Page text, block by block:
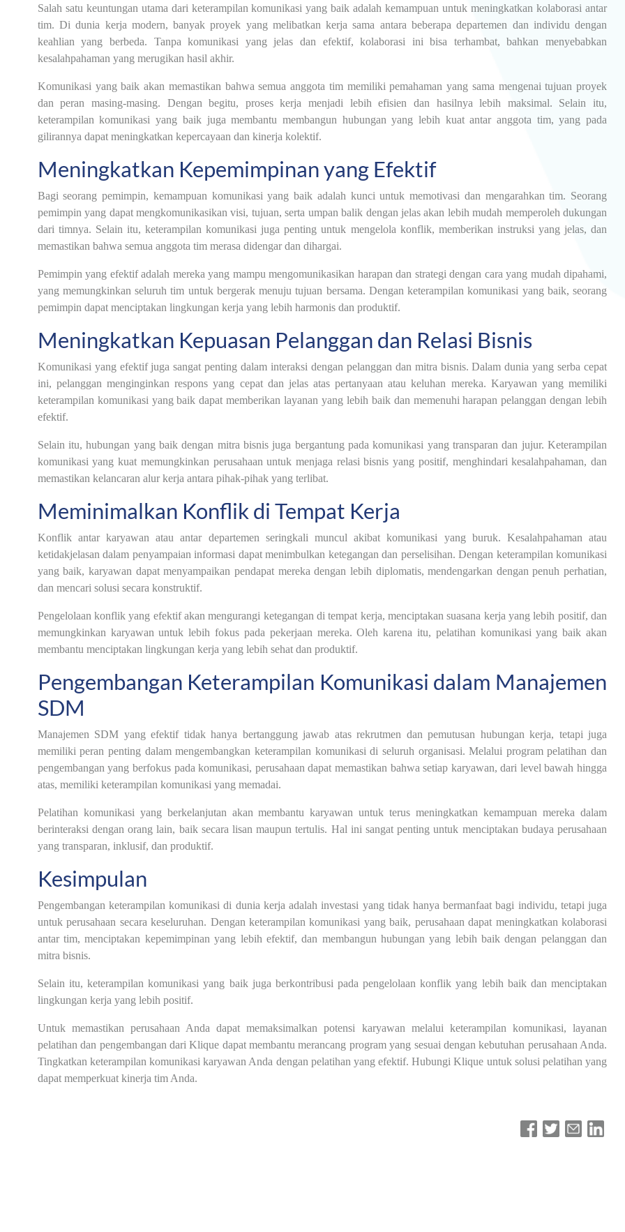
Salah satu keuntungan utama dari keterampilan komunikasi yang baik adalah kemampuan untuk meningkatkan kolaborasi antar
tim. Di dunia kerja modern, banyak proyek yang melibatkan kerja sama antara beberapa departemen dan individu dengan
keahlian yang berbeda. Tanpa komunikasi yang jelas dan efektif, kolaborasi ini bisa terhambat, bahkan menyebabkan
kesalahpahaman yang merugikan hasil akhir.
Komunikasi yang baik akan memastikan bahwa semua anggota tim memiliki pemahaman yang sama mengenai tujuan proyek
dan peran masing-masing. Dengan begitu, proses kerja menjadi lebih efisien dan hasilnya lebih maksimal. Selain itu,
keterampilan komunikasi yang baik juga membantu membangun hubungan yang lebih kuat antar anggota tim, yang pada
gilirannya dapat meningkatkan kepercayaan dan kinerja kolektif.
Meningkatkan Kepemimpinan yang Efektif
Bagi seorang pemimpin, kemampuan komunikasi yang baik adalah kunci untuk memotivasi dan mengarahkan tim. Seorang
pemimpin yang dapat mengkomunikasikan visi, tujuan, serta umpan balik dengan jelas akan lebih mudah memperoleh dukungan
dari timnya. Selain itu, keterampilan komunikasi juga penting untuk mengelola konflik, memberikan instruksi yang jelas, dan
memastikan bahwa semua anggota tim merasa didengar dan dihargai.
Pemimpin yang efektif adalah mereka yang mampu mengomunikasikan harapan dan strategi dengan cara yang mudah dipahami,
yang memungkinkan seluruh tim untuk bergerak menuju tujuan bersama. Dengan keterampilan komunikasi yang baik, seorang
pemimpin dapat menciptakan lingkungan kerja yang lebih harmonis dan produktif.
Meningkatkan Kepuasan Pelanggan dan Relasi Bisnis
Komunikasi yang efektif juga sangat penting dalam interaksi dengan pelanggan dan mitra bisnis. Dalam dunia yang serba cepat
ini, pelanggan menginginkan respons yang cepat dan jelas atas pertanyaan atau keluhan mereka. Karyawan yang memiliki
keterampilan komunikasi yang baik dapat memberikan layanan yang lebih baik dan memenuhi harapan pelanggan dengan lebih
efektif.
Selain itu, hubungan yang baik dengan mitra bisnis juga bergantung pada komunikasi yang transparan dan jujur. Keterampilan
komunikasi yang kuat memungkinkan perusahaan untuk menjaga relasi bisnis yang positif, menghindari kesalahpahaman, dan
memastikan kelancaran alur kerja antara pihak-pihak yang terlibat.
Meminimalkan Konflik di Tempat Kerja
Konflik antar karyawan atau antar departemen seringkali muncul akibat komunikasi yang buruk. Kesalahpahaman atau
ketidakjelasan dalam penyampaian informasi dapat menimbulkan ketegangan dan perselisihan. Dengan keterampilan komunikasi
yang baik, karyawan dapat menyampaikan pendapat mereka dengan lebih diplomatis, mendengarkan dengan penuh perhatian,
dan mencari solusi secara konstruktif.
Pengelolaan konflik yang efektif akan mengurangi ketegangan di tempat kerja, menciptakan suasana kerja yang lebih positif, dan
memungkinkan karyawan untuk lebih fokus pada pekerjaan mereka. Oleh karena itu, pelatihan komunikasi yang baik akan
membantu menciptakan lingkungan kerja yang lebih sehat dan produktif.
Pengembangan Keterampilan Komunikasi dalam Manajemen
SDM
Manajemen SDM yang efektif tidak hanya bertanggung jawab atas rekrutmen dan pemutusan hubungan kerja, tetapi juga
memiliki peran penting dalam mengembangkan keterampilan komunikasi di seluruh organisasi. Melalui program pelatihan dan
pengembangan yang berfokus pada komunikasi, perusahaan dapat memastikan bahwa setiap karyawan, dari level bawah hingga
atas, memiliki keterampilan komunikasi yang memadai.
Pelatihan komunikasi yang berkelanjutan akan membantu karyawan untuk terus meningkatkan kemampuan mereka dalam
berinteraksi dengan orang lain, baik secara lisan maupun tertulis. Hal ini sangat penting untuk menciptakan budaya perusahaan
yang transparan, inklusif, dan produktif.
Kesimpulan
Pengembangan keterampilan komunikasi di dunia kerja adalah investasi yang tidak hanya bermanfaat bagi individu, tetapi juga
untuk perusahaan secara keseluruhan. Dengan keterampilan komunikasi yang baik, perusahaan dapat meningkatkan kolaborasi
antar tim, menciptakan kepemimpinan yang lebih efektif, dan membangun hubungan yang lebih baik dengan pelanggan dan
mitra bisnis.
Selain itu, keterampilan komunikasi yang baik juga berkontribusi pada pengelolaan konflik yang lebih baik dan menciptakan
lingkungan kerja yang lebih positif.
Untuk memastikan perusahaan Anda dapat memaksimalkan potensi karyawan melalui keterampilan komunikasi, layanan
pelatihan dan pengembangan dari Klique dapat membantu merancang program yang sesuai dengan kebutuhan perusahaan Anda.
Tingkatkan keterampilan komunikasi karyawan Anda dengan pelatihan yang efektif. Hubungi Klique untuk solusi pelatihan yang
dapat memperkuat kinerja tim Anda.